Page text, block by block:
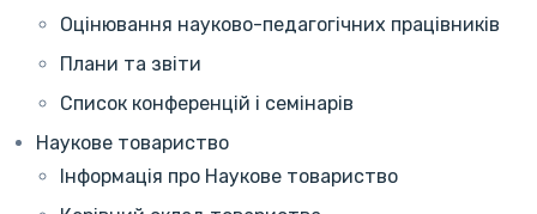
Оцінювання науково-педагогічних працівників
Плани та звіти
Список конференцій і семінарів
Наукове товариство
Інформація про Наукове товариство